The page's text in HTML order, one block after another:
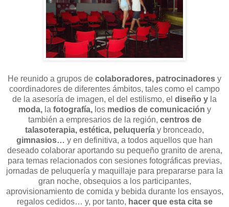
He reunido a grupos de colaboradores, patrocinadores y
coordinadores de diferentes ámbitos, tales como el campo
de la asesoría de imagen, el del estilismo, el diseño y la
moda,la fotografía,los medios de comunicación y
también a empresarios de la región, centros de
talasoterapia, estética, peluquería y bronceado,
gimnasios… y en definitiva, a todos aquellos que han
deseado colaborar aportando su pequeño granito de arena,
para temas relacionados con sesiones fotográficas previas,
jornadas de peluquería y maquillaje para prepararse para la
gran noche, obsequios a los participantes,
aprovisionamiento de comida y bebida durante los ensayos,
regalos cedidos… y, por tanto, hacer que esta cita se